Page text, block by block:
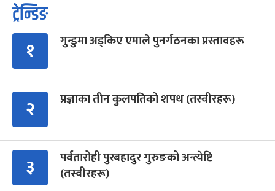
ट्रेन्डिङ
१ गुन्डुमा अड्किए एमाले पुनर्गठनका प्रस्तावहरू
२ प्रज्ञाका तीन कुलपतिको शपथ (तस्वीरहरू)
३
पर्वतारोही पुरबहादुर गुरुङको अन्त्येष्टि
(तस्वीरहरू)